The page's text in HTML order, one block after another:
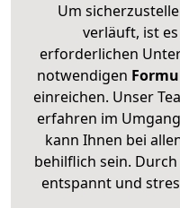
Um
verläuft, ist
erforderlichen
notwendigen
einreichen. Unser
erfahren im
kann Ihnen bei
behilflich sein.
entspannt und